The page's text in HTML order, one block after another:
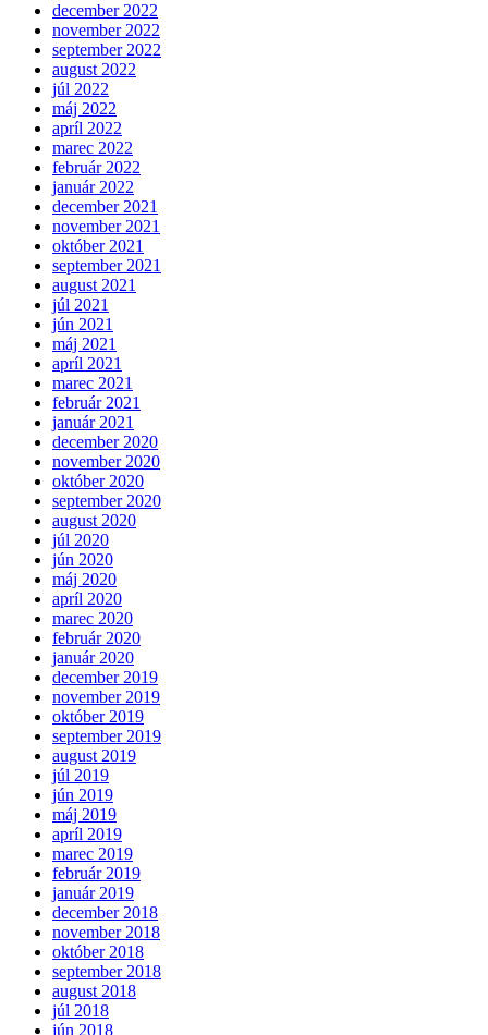
december 2022
november 2022
september 2022
august 2022
júl 2022
máj 2022
apríl 2022
marec 2022
február 2022
január 2022
december 2021
november 2021
október 2021
september 2021
august 2021
júl 2021
jún 2021
máj 2021
apríl 2021
marec 2021
február 2021
január 2021
december 2020
november 2020
október 2020
september 2020
august 2020
júl 2020
jún 2020
máj 2020
apríl 2020
marec 2020
február 2020
január 2020
december 2019
november 2019
október 2019
september 2019
august 2019
júl 2019
jún 2019
máj 2019
apríl 2019
marec 2019
február 2019
január 2019
december 2018
november 2018
október 2018
september 2018
august 2018
júl 2018
jún 2018